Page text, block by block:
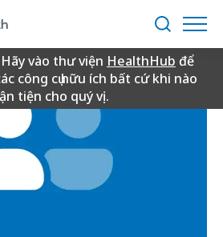
Tìm
kiếm
vào thư viện HealthHub để
công cụ hữu ích bất cứ khi nào
tiện cho quý vị.